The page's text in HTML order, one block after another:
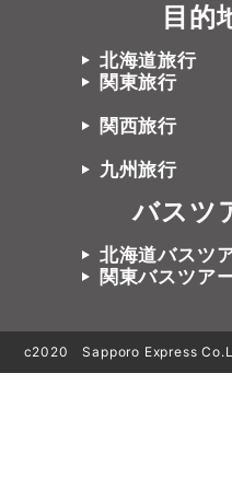
目的
北海道旅行
関東旅行
関西旅行
九州旅行
バスツ
北海道バスツ
関東バスツア
c2020 Sapporo Express